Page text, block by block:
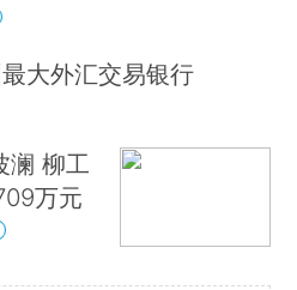
大外汇交易银行
澜 柳工
万元